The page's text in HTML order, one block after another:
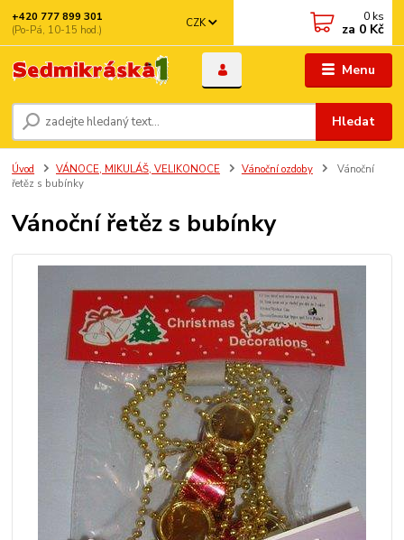
Menu
CZK
Hledat
+420 777 899 301
(Po-Pá, 10-15 hod.)
0 ks
za 0 Kč
Úvod VÁNOCE, MIKULÁŠ, VELIKONOCE Vánoční ozdoby
Vánoční
řetěz s bubínky
Vánoční řetěz s bubínky